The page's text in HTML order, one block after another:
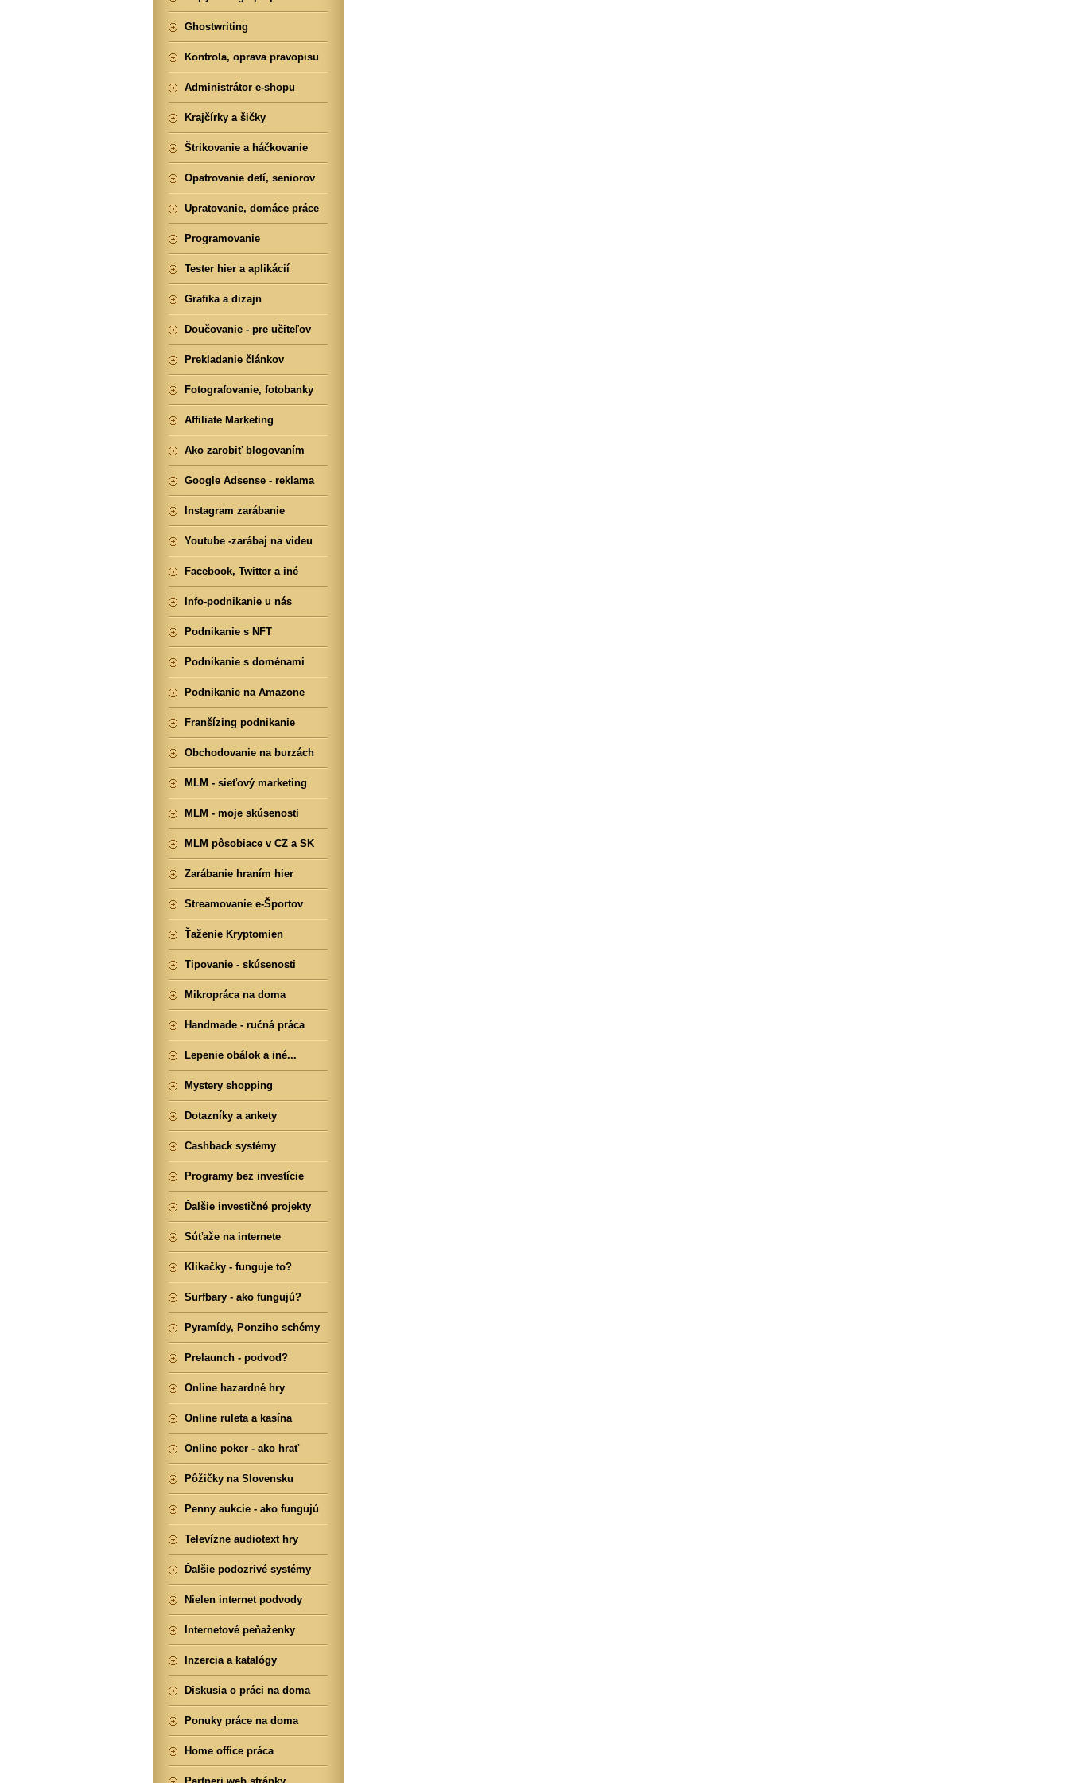
Ghostwriting
Kontrola, oprava pravopisu
Administrátor e-shopu
Krajčírky a šičky
Štrikovanie a háčkovanie
Opatrovanie detí, seniorov
Upratovanie, domáce práce
Programovanie
Tester hier a aplikácií
Grafika a dizajn
Doučovanie - pre učiteľov
Prekladanie článkov
Fotografovanie, fotobanky
Affiliate Marketing
Ako zarobiť blogovaním
Google Adsense - reklama
Instagram zarábanie
Youtube -zarábaj na videu
Facebook, Twitter a iné
Info-podnikanie u nás
Podnikanie s NFT
Podnikanie s doménami
Podnikanie na Amazone
Franšízing podnikanie
Obchodovanie na burzách
MLM - sieťový marketing
MLM - moje skúsenosti
MLM pôsobiace v CZ a SK
Zarábanie hraním hier
Streamovanie e-Športov
Ťaženie Kryptomien
Tipovanie - skúsenosti
Mikropráca na doma
Handmade - ručná práca
Lepenie obálok a iné...
Mystery shopping
Dotazníky a ankety
Cashback systémy
Programy bez investície
Ďalšie investičné projekty
Súťaže na internete
Klikačky - funguje to?
Surfbary - ako fungujú?
Pyramídy, Ponziho schémy
Prelaunch - podvod?
Online hazardné hry
Online ruleta a kasína
Online poker - ako hrať
Pôžičky na Slovensku
Penny aukcie - ako fungujú
Televízne audiotext hry
Ďalšie podozrivé systémy
Nielen internet podvody
Internetové peňaženky
Inzercia a katalógy
Diskusia o práci na doma
Ponuky práce na doma
Home office práca